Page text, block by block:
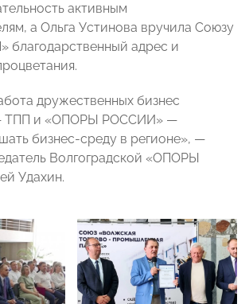
активным
а Ольга Устинова вручила Союзу
благодарственный адрес и
дружественных бизнес
ТПП и «ОПОРЫ РОССИИ» —
бизнес-среду в регионе», —
Волгоградской «ОПОРЫ
Удахин.